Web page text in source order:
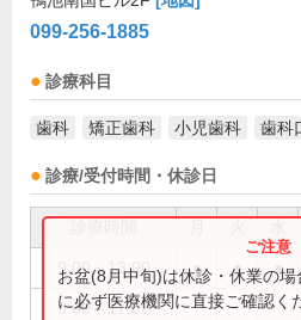
099-256-1885
診療科目
歯科 矯正歯科 小児歯科 歯科
診療/受付時間・休診日
9:00～13:00 ● ● ●
9:00～17:00
お盆(8月中旬)は休診・休業の
に必ず医療機関に直接ご確認く